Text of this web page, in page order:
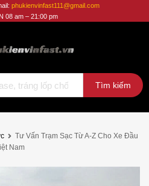
phukienvinfast111@gmail.com
08 am – 21:00 pm
Tư Vấn Trạm Sạc Từ A-Z Cho Xe Đầu
Nam